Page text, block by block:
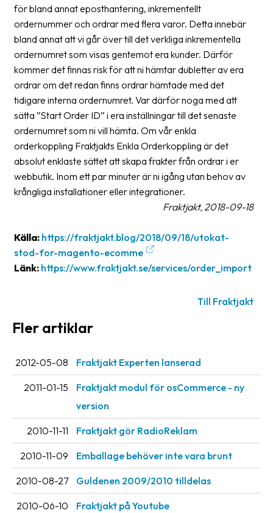
Kontakta
oss
Villkor
Allmänna
villkor
Integritet
Förbjudet
och
farligt
innehåll
för bland annat eposthantering, inkrementellt
ordernummer och ordrar med flera varor. Detta innebär
bland annat att vi går över till det verkliga inkrementella
ordernumret som visas gentemot era kunder. Därför
kommer det finnas risk för att ni hämtar dubletter av era
ordrar om det redan finns ordrar hämtade med det
tidigare interna ordernumret. Var därför noga med att
sätta ”Start Order ID” i era inställningar till det senaste
ordernumret som ni vill hämta. Om vår enkla
orderkoppling Fraktjakts Enkla Orderkoppling är det
absolut enklaste sättet att skapa frakter från ordrar i er
webbutik. Inom ett par minuter är ni igång utan behov av
krångliga installationer eller integrationer.
Fraktjakt, 2018-09-18
Källa: https://fraktjakt.blog/2018/09/18/utokat-
stod-for-magento-ecomme
Länk: https://www.fraktjakt.se/services/order_import
Till Fraktjakt
Fler artiklar
2012-05-08 Fraktjakt Experten lanserad
2011-01-15
Fraktjakt modul för osCommerce - ny
version
2010-11-11 Fraktjakt gör RadioReklam
2010-11-09 Emballage behöver inte vara brunt
2010-08-27 Guldenen 2009/2010 tilldelas
2010-06-10 Fraktjakt på Youtube